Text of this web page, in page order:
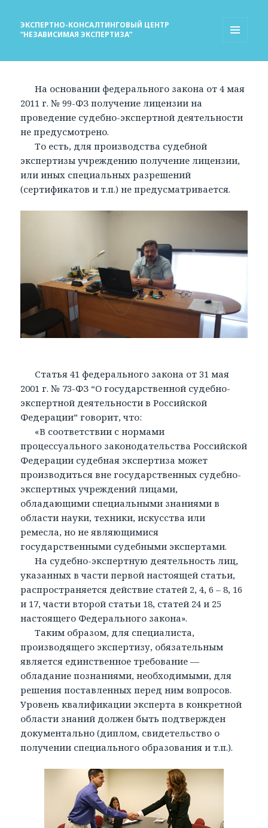
ЭКСПЕРТНО-КОНСАЛТИНГОВЫЙ ЦЕНТР
“НЕЗАВИСИМАЯ ЭКСПЕРТИЗА”
На основании федерального закона от 4 мая
2011 г. № 99-ФЗ получение лицензии на
проведение судебно-экспертной деятельности
не предусмотрено.
То есть, для производства судебной
экспертизы учреждению получение лицензии,
или иных специальных разрешений
(сертификатов и т.п.) не предусматривается.
Статья 41 федерального закона от 31 мая
2001 г. № 73-ФЗ “О государственной судебно-
экспертной деятельности в Российской
Федерации” говорит, что:
«В соответствии с нормами
процессуального законодательства Российской
Федерации судебная экспертиза может
производиться вне государственных судебно-
экспертных учреждений лицами,
обладающими специальными знаниями в
области науки, техники, искусства или
ремесла, но не являющимися
государственными судебными экспертами.
На судебно-экспертную деятельность лиц,
указанных в части первой настоящей статьи,
распространяется действие статей 2, 4, 6 – 8, 16
и 17, части второй статьи 18, статей 24 и 25
настоящего Федерального закона».
Таким образом, для специалиста,
производящего экспертизу, обязательным
является единственное требование —
обладание познаниями, необходимыми, для
решения поставленных перед ним вопросов.
Уровень квалификации эксперта в конкретной
области знаний должен быть подтвержден
документально (диплом, свидетельство о
получении специального образования и т.п.).